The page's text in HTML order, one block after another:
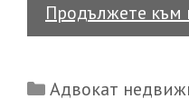
Продължете към
Categories
Адвокат